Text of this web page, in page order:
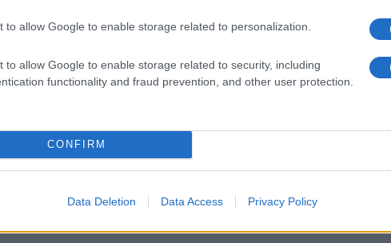
to allow Google to enable storage related to personalization.
to allow Google to enable storage related to security, including
functionality and fraud prevention, and other user protection.
CONFIRM
Data Deletion Data Access Privacy Policy
kazensko odgovoren za javno spodbujanje sovraštva, nasilja ali nestrpnosti.
vsebinami bodo odstranjeni.